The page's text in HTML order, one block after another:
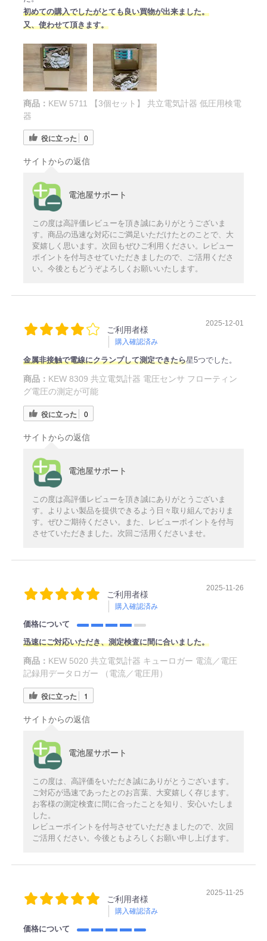
初めての購入でしたがとても良い買物が出来ました。
又、使わせて頂きます。
商品： KEW 5711 【3個セット】 共立電気計器 低圧用検電
器
役に立った 0
サイトからの返信
電池屋サポート
この度は高評価レビューを頂き誠にありがとうございま
す。商品の迅速な対応にご満足いただけたとのことで、大
変嬉しく思います。次回もぜひご利用ください。レビュー
ポイントを付与させていただきましたので、ご活用くださ
い。今後ともどうぞよろしくお願いいたします。
ご利用者様
購入確認済み
2025-12-01
金属非接触で電線にクランプして測定できたら星5つでした。
商品： KEW 8309 共立電気計器 電圧センサ フローティン
グ電圧の測定が可能
役に立った 0
サイトからの返信
電池屋サポート
この度は高評価レビューを頂き誠にありがとうございま
す。よりよい製品を提供できるよう日々取り組んでおりま
す。ぜひご期待ください。また、レビューポイントを付与
させていただきました。次回ご活用くださいませ。
ご利用者様
購入確認済み
2025-11-26
価格について
迅速にご対応いただき、測定検査に間に合いました。
商品： KEW 5020 共立電気計器 キューロガー 電流／電圧
記録用データロガー （電流／電圧用）
役に立った 1
サイトからの返信
電池屋サポート
この度は、高評価をいただき誠にありがとうございます。
ご対応が迅速であったとのお言葉、大変嬉しく存じます。
お客様の測定検査に間に合ったことを知り、安心いたしま
した。
レビューポイントを付与させていただきましたので、次回
ご活用ください。今後ともよろしくお願い申し上げます。
ご利用者様
購入確認済み
2025-11-25
価格について